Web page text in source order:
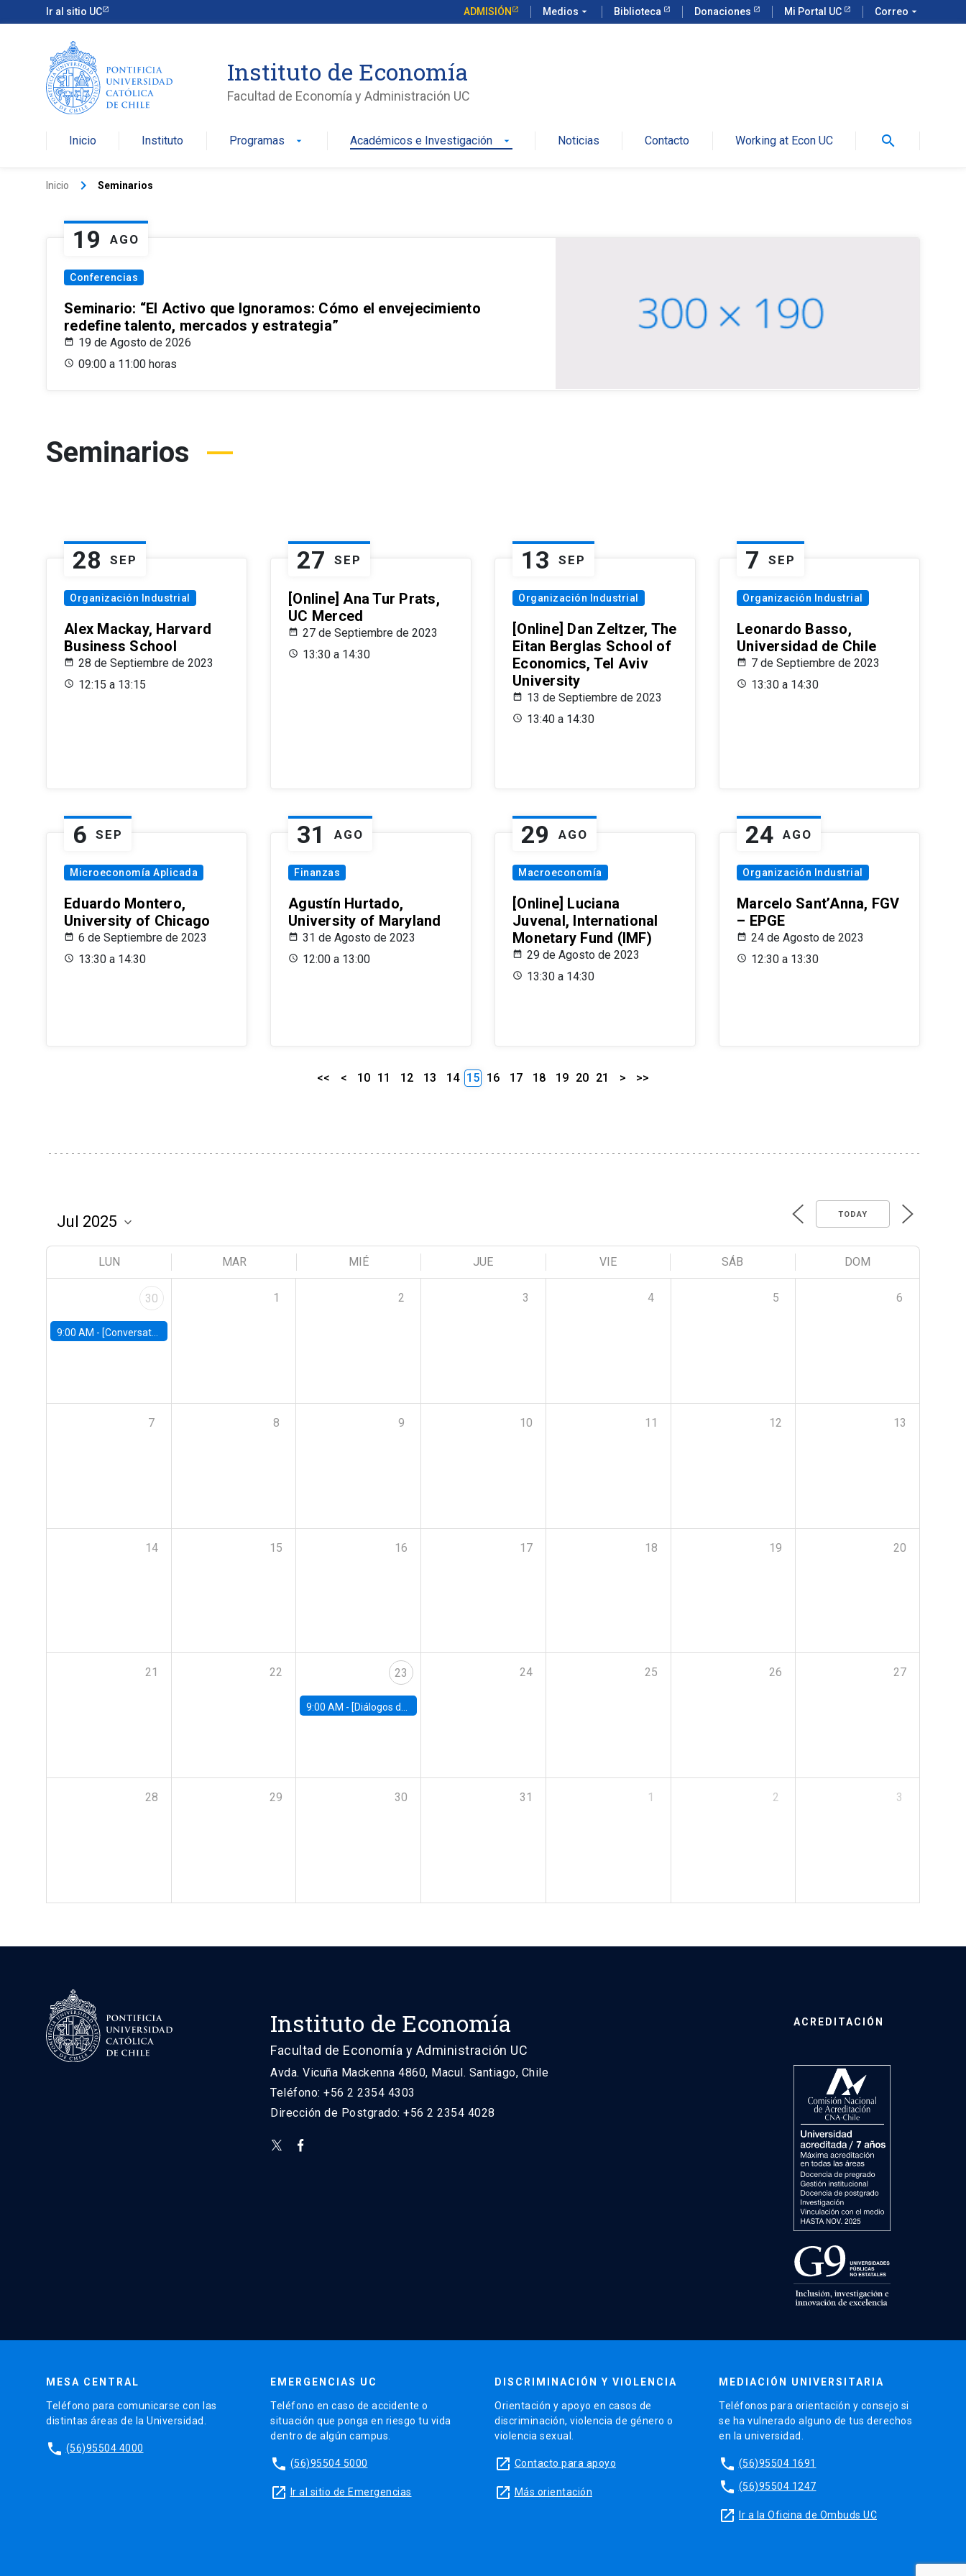
Ir al sitio UC ADMISIÓN Medios arrow_drop_down Biblioteca Donaciones Mi Portal UC Correo arrow_drop_down
Instituto de Economía
Facultad de Economía y Administración UC
Inicio Instituto Programas arrow_drop_down Académicos e Investigación arrow_drop_down Noticias Contacto Working at Econ UC search
Inicio keyboard_arrow_right Seminarios
19 AGO
Conferencias
Seminario: “El Activo que Ignoramos: Cómo el envejecimiento
redefine talento, mercados y estrategia”
19 de Agosto de 2026
09:00 a 11:00 horas
Seminarios
28 SEP
Organización Industrial
Alex Mackay, Harvard
Business School
28 de Septiembre de 2023
12:15 a 13:15
27 SEP
[Online] Ana Tur Prats,
UC Merced
27 de Septiembre de 2023
13:30 a 14:30
13 SEP
Organización Industrial
[Online] Dan Zeltzer, The
Eitan Berglas School of
Economics, Tel Aviv
University
13 de Septiembre de 2023
13:40 a 14:30
7 SEP
Organización Industrial
Leonardo Basso,
Universidad de Chile
7 de Septiembre de 2023
13:30 a 14:30
6 SEP
Microeconomía Aplicada
Eduardo Montero,
University of Chicago
6 de Septiembre de 2023
13:30 a 14:30
31 AGO
Finanzas
Agustín Hurtado,
University of Maryland
31 de Agosto de 2023
12:00 a 13:00
29 AGO
Macroeconomía
[Online] Luciana
Juvenal, International
Monetary Fund (IMF)
29 de Agosto de 2023
13:30 a 14:30
24 AGO
Organización Industrial
Marcelo Sant’Anna, FGV
– EPGE
24 de Agosto de 2023
12:30 a 13:30
<< < 10 11 12 13 14 15 16 17 18 19 20 21 > >>
TODAY
LUN MAR MIÉ JUE VIE SÁB DOM
30
9:00 AM - [Conversatorio] El futuro de Chile: Visiones para reactivar el crecimiento
1 2 3 4 5 6
7 8 9 10 11 12 13
14 15 16 17 18 19 20
21 22 23
9:00 AM - [Diálogos de Compromiso Público] Implementación de la reforma previsional: Desafíos y oportunidades
24 25 26 27
28 29 30 31 1 2 3
Instituto de Economía
Facultad de Economía y Administración UC
Avda. Vicuña Mackenna 4860, Macul. Santiago, Chile
Teléfono: +56 2 2354 4303
Dirección de Postgrado: +56 2 2354 4028
ACREDITACIÓN
MESA CENTRAL
Teléfono para comunicarse con las
distintas áreas de la Universidad.
phone (56)95504 4000
EMERGENCIAS UC
Teléfono en caso de accidente o
situación que ponga en riesgo tu vida
dentro de algún campus.
phone (56)95504 5000
launch Ir al sitio de Emergencias
DISCRIMINACIÓN Y VIOLENCIA
Orientación y apoyo en casos de
discriminación, violencia de género o
violencia sexual.
launch Contacto para apoyo
launch Más orientación
MEDIACIÓN UNIVERSITARIA
Teléfonos para orientación y consejo si
se ha vulnerado alguno de tus derechos
en la universidad.
phone (56)95504 1691
phone (56)95504 1247
launch Ir a la Oficina de Ombuds UC